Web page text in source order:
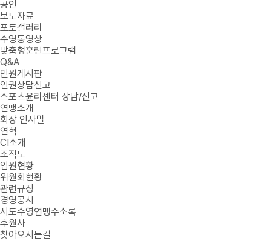
공인
보도자료
포토갤러리
수영동영상
맞춤형훈련프로그램
Q&A
민원게시판
인권상담신고
스포츠윤리센터 상담/신고
연맹소개
회장 인사말
연혁
CI소개
조직도
임원현황
위원회현황
관련규정
경영공시
시도수영연맹주소록
후원사
찾아오시는길